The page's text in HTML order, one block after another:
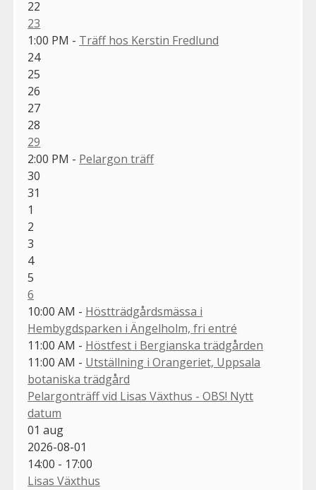
22
23
1:00 PM - Träff hos Kerstin Fredlund
24
25
26
27
28
29
2:00 PM - Pelargon träff
30
31
1
2
3
4
5
6
10:00 AM - Höstträdgårdsmässa i
Hembygdsparken i Ängelholm, fri entré
11:00 AM - Höstfest i Bergianska trädgården
11:00 AM - Utställning i Orangeriet, Uppsala
botaniska trädgård
Pelargonträff vid Lisas Växthus - OBS! Nytt
datum
01 aug
2026-08-01
14:00 - 17:00
Lisas Växthus